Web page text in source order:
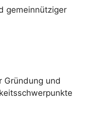
gemeinnütziger
Gründung und